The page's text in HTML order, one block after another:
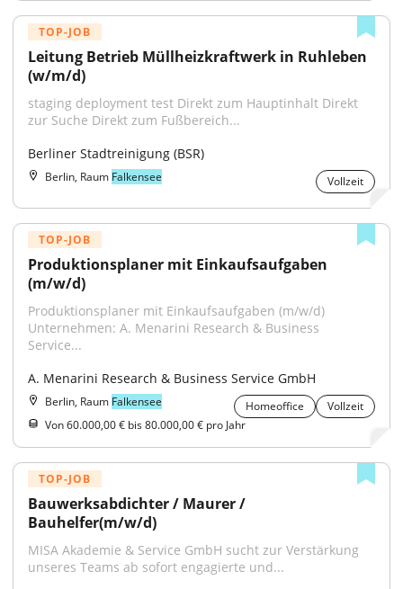
TOP-JOB
Leitung Betrieb Müllheizkraftwerk in Ruhleben
(w/m/d)
staging deployment test Direkt zum Hauptinhalt Direkt
zur Suche Direkt zum Fußbereich...
Berliner Stadtreinigung (BSR)
Berlin, Raum Falkensee Vollzeit
TOP-JOB
Produktionsplaner mit Einkaufsaufgaben
(m/w/d)
Produktionsplaner mit Einkaufsaufgaben (m/w/d)
Unternehmen: A. Menarini Research & Business
Service...
A. Menarini Research & Business Service GmbH
Berlin, Raum Falkensee Homeoffice
Vollzeit
Von 60.000,00 € bis 80.000,00 € pro Jahr
TOP-JOB
Bauwerksabdichter / Maurer /
Bauhelfer(m/w/d)
MISA Akademie & Service GmbH sucht zur Verstärkung
unseres Teams ab sofort engagierte und...